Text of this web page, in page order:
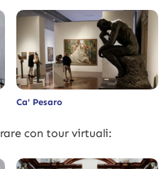
Ca' Pesaro
con tour virtuali: